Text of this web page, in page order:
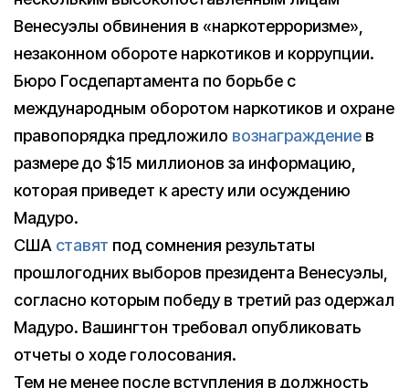
Венесуэлы обвинения в «наркотерроризме»,
незаконном обороте наркотиков и коррупции.
Бюро Госдепартамента по борьбе с
международным оборотом наркотиков и охране
правопорядка предложило вознаграждение в
размере до $15 миллионов за информацию,
которая приведет к аресту или осуждению
Мадуро.
США ставят под сомнения результаты
прошлогодних выборов президента Венесуэлы,
согласно которым победу в третий раз одержал
Мадуро. Вашингтон требовал опубликовать
отчеты о ходе голосования.
Тем не менее после вступления в должность